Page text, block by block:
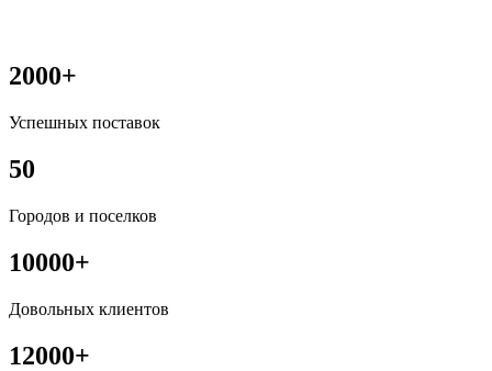
2000+
Успешных поставок
50
Городов и поселков
10000+
Довольных клиентов
12000+